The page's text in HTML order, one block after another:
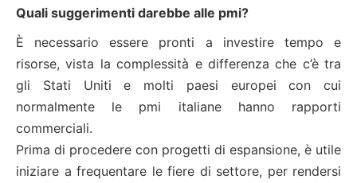
Quali suggerimenti darebbe alle pmi?
È necessario essere pronti a investire tempo e
risorse, vista la complessità e differenza che c’è tra
gli Stati Uniti e molti paesi europei con cui
normalmente le pmi italiane hanno rapporti
commerciali.
Prima di procedere con progetti di espansione, è utile
iniziare a frequentare le fiere di settore, per rendersi